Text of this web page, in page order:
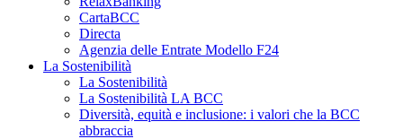
CartaBCC
Directa
Agenzia delle Entrate Modello F24
La Sostenibilità
La Sostenibilità
La Sostenibilità LA BCC
Diversità, equità e inclusione: i valori che la BCC
abbraccia